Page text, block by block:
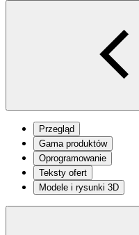
Przegląd
Gama produktów
Oprogramowanie
Teksty ofert
Modele i rysunki 3D